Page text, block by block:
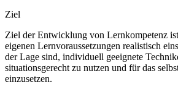
Ziel
Ziel der Entwicklung von Lernkompetenz
eigenen Lernvoraussetzungen realistisch
der Lage sind, individuell geeignete
situationsgerecht zu nutzen und für das
einzusetzen.